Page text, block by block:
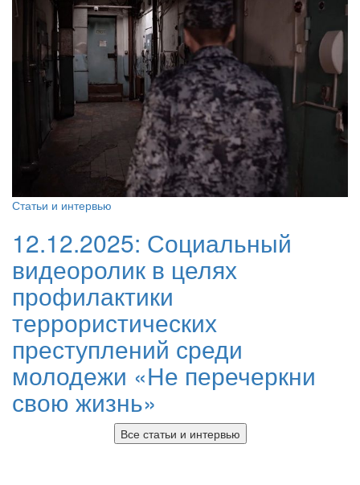
Статьи и интервью
12.12.2025: Социальный
видеоролик в целях
профилактики
террористических
преступлений среди
молодежи «Не перечеркни
свою жизнь»
Все статьи и интервью